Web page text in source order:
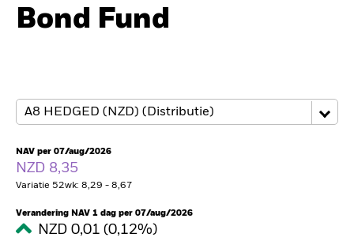
Bond Fund
NAV per 07/aug/2026
NZD 8,35
Variatie 52wk: 8,29 - 8,67
Verandering NAV 1 dag per 07/aug/2026
NZD 0,01 (0,12%)